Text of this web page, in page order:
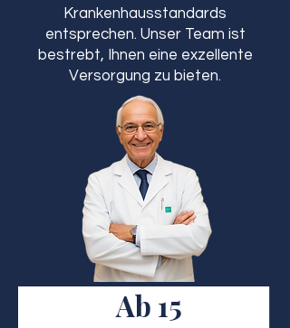
Krankenhausstandards
entsprechen. Unser Team ist
bestrebt, Ihnen eine exzellente
Versorgung zu bieten.
Ab 15